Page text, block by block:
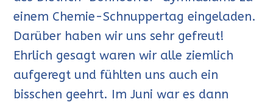
einem Chemie-Schnuppertag eingeladen.
Darüber haben wir uns sehr gefreut!
Ehrlich gesagt waren wir alle ziemlich
aufgeregt und fühlten uns auch ein
bisschen geehrt. Im Juni war es dann